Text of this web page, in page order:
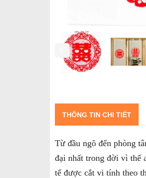
THÔNG TIN CHI TIẾT
Từ đầu ngõ đến phòng
đại nhất trong đời vì thế
tế được cắt vi tính theo